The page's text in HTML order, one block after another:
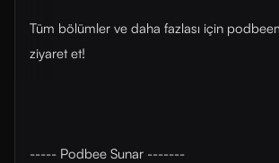
Tüm bölümler ve daha fazlası için
ziyaret et!
----- Podbee Sunar -------